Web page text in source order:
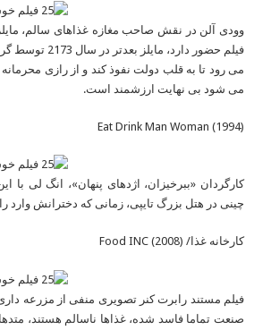
وودی آلن در نقش صاحب مغازه غذاهای سالم،
فیلم حضور
می رود تا به قلب دولت نفوذ کند و از رازی
می شود بی نهایت ارزشمند است.
(Eat Drink Man Woman (1994
کارگردان «ببرخیزان، اژدهای پنهان»، انگ لی
چینی در هتل بزرگ تایپی، زمانی که دخترانش
کارخانه غذا/ (Food INC (2008
فیلم مستند رابرت کنر تصویری منفی از مزرعه
صنعت تماما فاسد شده، غذاها ناسالم هستند،